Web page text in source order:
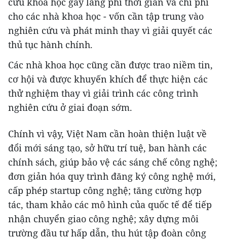
cho các nhà khoa học - vốn cần tập trung vào
nghiên cứu và phát minh thay vì giải quyết các
thủ tục hành chính.
Các nhà khoa học cũng cần được trao niềm tin,
cơ hội và được khuyến khích để thực hiện các
thử nghiệm thay vì giải trình các công trình
nghiên cứu ở giai đoạn sớm.
Chính vì vậy, Việt Nam cần hoàn thiện luật về
đổi mới sáng tạo, sở hữu trí tuệ, ban hành các
chính sách, giúp bảo vệ các sáng chế công nghệ;
đơn giản hóa quy trình đăng ký công nghệ mới,
cấp phép startup công nghệ; tăng cường hợp
tác, tham khảo các mô hình của quốc tế để tiếp
nhận chuyển giao công nghệ; xây dựng môi
trường đầu tư hấp dẫn, thu hút tập đoàn công